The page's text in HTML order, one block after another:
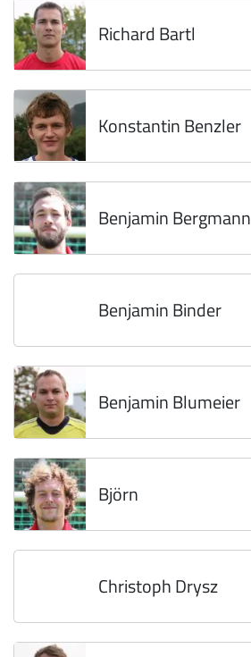
Richard Bartl
Konstantin Benzler
Benjamin Bergmann
Benjamin Binder
Benjamin Blumeier
Björn
Christoph Drysz